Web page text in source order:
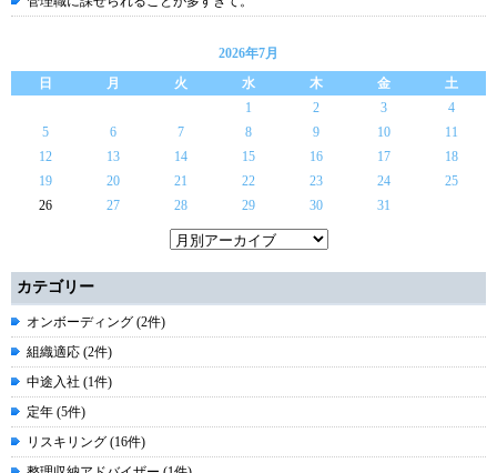
2026年7月
日
月 火 水 木 金
土
1
2 3
4
5
6 7 8 9 10
11
12
13 14 15 16 17
18
19
20 21 22 23 24
25
26
27 28 29 30 31
カテゴリー
オンボーディング (2件)
組織適応 (2件)
中途入社 (1件)
定年 (5件)
リスキリング (16件)